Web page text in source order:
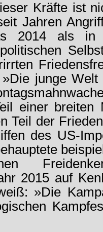
Kräfte ist
Jahren
2014 als in
junge
einer breiten
Teil der
des US-
2015 auf
»Die